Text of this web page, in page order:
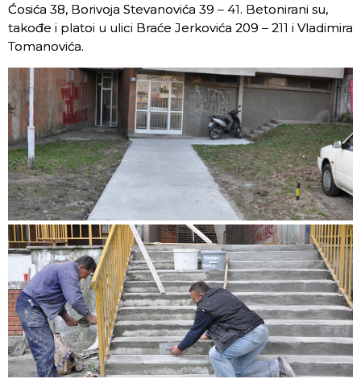
Ćosića 38, Borivoja Stevanovića 39 – 41. Betonirani su,
takođe i platoi u ulici Braće Jerkovića 209 – 211 i Vladimira
Tomanovića.